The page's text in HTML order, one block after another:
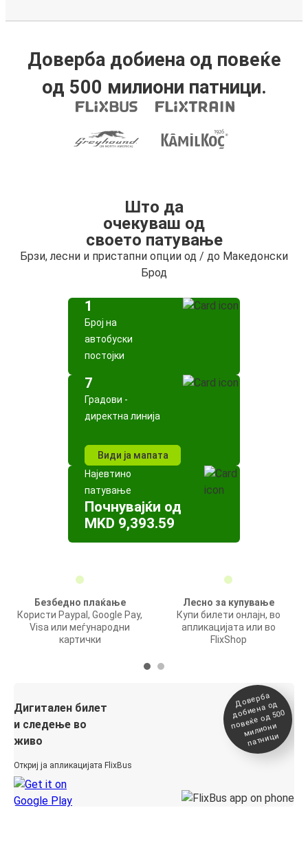
Доверба добиена од повеќе
од 500 милиони патници.
Што да
очекуваш од
своето патување
Брзи, лесни и пристапни опции од / до Македонски
Брод
1
Број на
автобуски
постојки
7
Градови -
директна линија
Види ја мапата
Најевтино
патување
Почнувајќи од
MKD 9,393.59
Безбедно плаќање
Користи Paypal, Google Pay,
Visa или меѓународни
картички
Лесно за купување
Купи билети онлајн, во
апликацијата или во
FlixShop
Дигитален билет
и следење во
живо
Откриј ја апликацијата FlixBus
Доверба
добиена о
д
повеќе о
д 500
милиони
патници